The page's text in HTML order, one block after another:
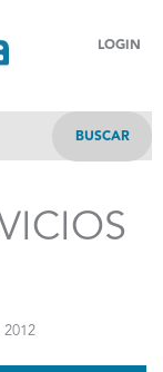
LOGIN
BUSCAR
2012